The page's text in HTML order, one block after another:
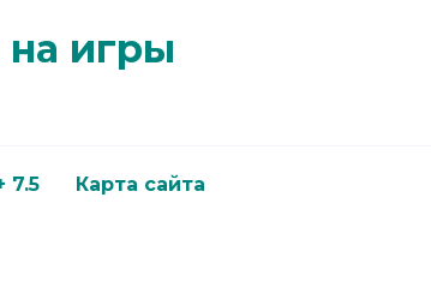
игры
7.5 Карта сайта